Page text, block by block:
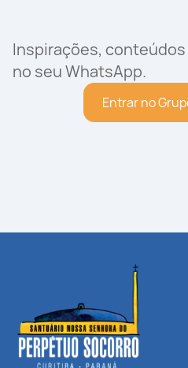
Inspirações,
no seu WhatsApp.
Entrar no